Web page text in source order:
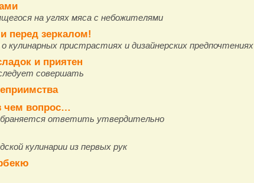
на углях мяса с небожителями
перед зеркалом!
кулинарных пристрастиях и дизайнерских предпочтениях
и приятен
совершать
чем вопрос…
ответить утвердительно
кулинарии из первых рук